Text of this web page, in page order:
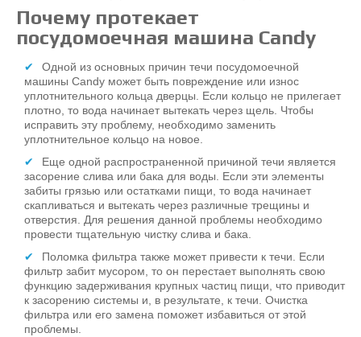
Почему протекает
посудомоечная машина Candy
Одной из основных причин течи посудомоечной
машины Candy может быть повреждение или износ
уплотнительного кольца дверцы. Если кольцо не прилегает
плотно, то вода начинает вытекать через щель. Чтобы
исправить эту проблему, необходимо заменить
уплотнительное кольцо на новое.
Еще одной распространенной причиной течи является
засорение слива или бака для воды. Если эти элементы
забиты грязью или остатками пищи, то вода начинает
скапливаться и вытекать через различные трещины и
отверстия. Для решения данной проблемы необходимо
провести тщательную чистку слива и бака.
Поломка фильтра также может привести к течи. Если
фильтр забит мусором, то он перестает выполнять свою
функцию задерживания крупных частиц пищи, что приводит
к засорению системы и, в результате, к течи. Очистка
фильтра или его замена поможет избавиться от этой
проблемы.